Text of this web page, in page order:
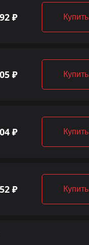
₽ Купить
₽ Купить
₽ Купить
₽ Купить